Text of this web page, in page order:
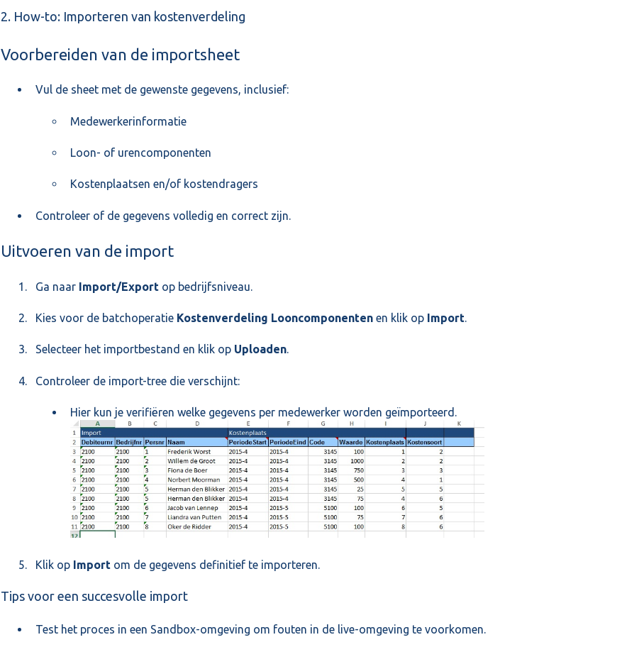
2. How-to: Importeren van kostenverdeling
Voorbereiden van de importsheet
Vul de sheet met de gewenste gegevens, inclusief:
Medewerkerinformatie
Loon- of urencomponenten
Kostenplaatsen en/of kostendragers
Controleer of de gegevens volledig en correct zijn.
Uitvoeren van de import
Ga naar Import/Export op bedrijfsniveau.
Kies voor de batchoperatie Kostenverdeling Looncomponentenen klik op Import.
Selecteer het importbestand en klik op Uploaden.
Controleer de import-tree die verschijnt:
Hier kun je verifiëren welke gegevens per medewerker worden geïmporteerd.
Klik op Importom de gegevens definitief te importeren.
Tips voor een succesvolle import
Test het proces in een Sandbox-omgeving om fouten in de live-omgeving te voorkomen.